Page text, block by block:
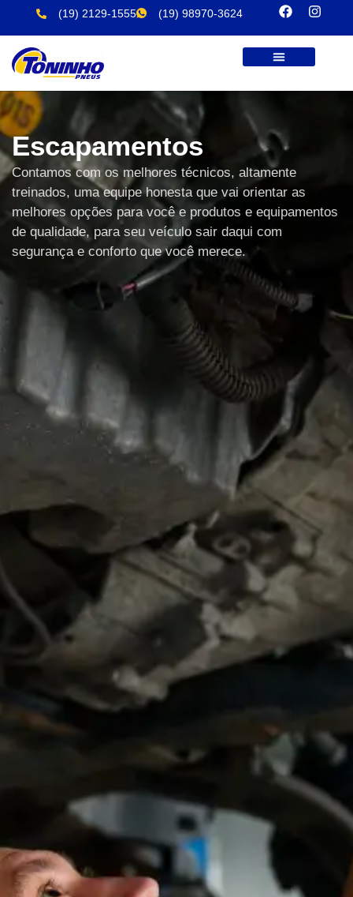
(19) 2129-1555 (19) 98970-3624
Escapamentos
Contamos com os melhores técnicos, altamente
treinados, uma equipe honesta que vai orientar as
melhores opções para você e produtos e equipamentos
de qualidade, para seu veículo sair daqui com
segurança e conforto que você merece.